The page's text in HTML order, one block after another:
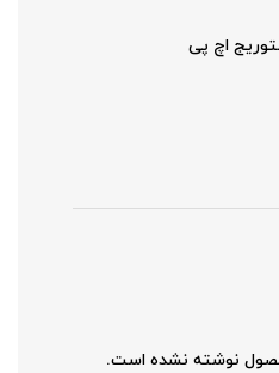
اچ پی
نوشته نشده است.